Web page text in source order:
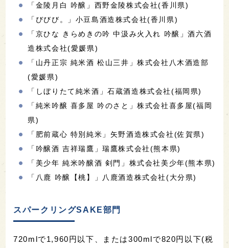
「金陵月白 吟醸」西野金陵株式会社(香川県)
「びびび。」小豆島酒造株式会社(香川県)
「京ひな きらめきの吟 中汲み火入れ 吟醸」酒六酒
造株式会社(愛媛県)
「山丹正宗 純米酒 松山三井」株式会社八木酒造部
(愛媛県)
「しぼりたて純米酒」石蔵酒造株式会社(福岡県)
「純米吟醸 喜多屋 吟のさと」株式会社喜多屋(福岡
県)
「肥前蔵心 特別純米」矢野酒造株式会社(佐賀県)
「吟醸酒 吉祥瑞鷹」瑞鷹株式会社(熊本県)
「美少年 純米吟醸酒 剣門」株式会社美少年(熊本県)
「八鹿 吟醸【桃】」八鹿酒造株式会社(大分県)
スパークリングSAKE部門
720mlで1,960円以下、または300mlで820円以下(税